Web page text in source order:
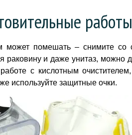
работы
помешать – снимите со
и даже унитаз, можно
с кислотным
используйте защитные очки.